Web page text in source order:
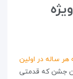
ساله در اولین
جشن که قدمتی